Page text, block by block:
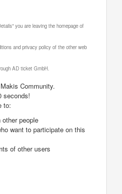
you are leaving the homepage of
and privacy policy of the other web
AD ticket GmbH.
Community.
seconds!
to:
people
want to participate on this
of other users